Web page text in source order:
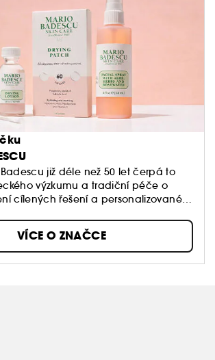
již déle než 50 let čerpá to
výzkumu a tradiční péče o
cílených řešení a personalizované
VÍCE O ZNAČCE